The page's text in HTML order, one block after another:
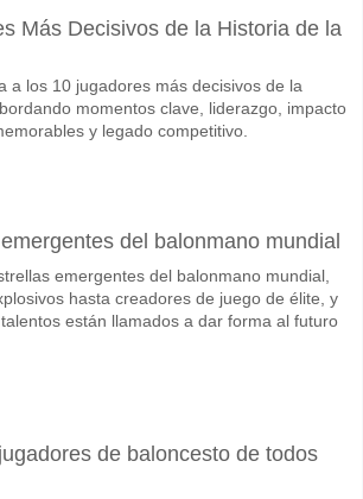
Second v Taian Tiankuang 13 June 2026
el Ganador del partido, con una probabilidad
Marcan, con un porcentaje de 58%.
de resultado correcto para
puede probar el Resultado Correcto de 0-2
Más Decisivos de la Historia de la
a los 10 jugadores más decisivos de la
momentos clave, liderazgo, impacto
y legado competitivo.
del balonmano mundial
emergentes del balonmano mundial,
hasta creadores de juego de élite, y
están llamados a dar forma al futuro
de baloncesto de todos